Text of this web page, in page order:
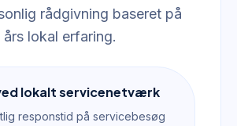
rådgivning baseret på
års lokal erfaring.
lokalt servicenetværk
responstid på servicebesøg